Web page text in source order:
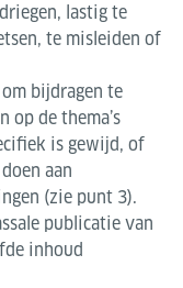
lastig te
te misleiden of
bijdragen te
op de thema’s
is gewijd, of
aan
(zie punt 3).
publicatie van
inhoud